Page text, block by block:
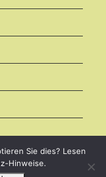
(Kindle) und PDF -
Sie dies? Lesen
Hinweise.